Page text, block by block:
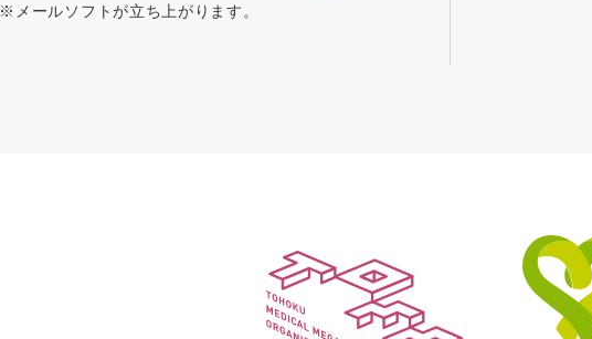
※メールソフトが立ち上がります。